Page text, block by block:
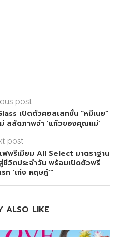
post
เปิดตัวคอลเลกชั่น “หมีเนย”
สลัดภาพจำ ‘แก้วของคุณแม่’
post
ฟพรีเมียม All Select มาตราฐาน
วิตประจำวัน พร้อมเปิดตัวพรี
ก ‘เก่ง หฤษฎ์’”
ALSO LIKE